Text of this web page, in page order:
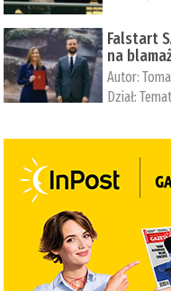
Falstart
na
Autor:
Dział: